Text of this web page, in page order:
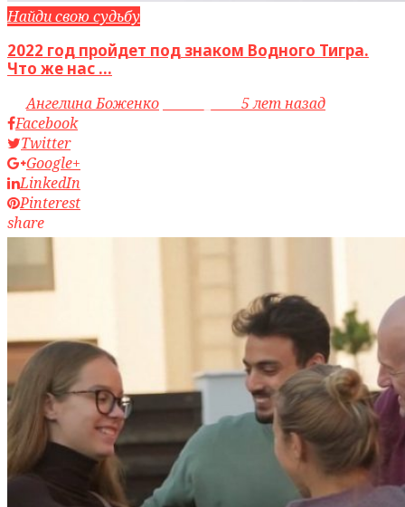
Найди свою судьбу
2022 год пройдет под знаком Водного Тигра.
Что же нас ...
byАнгелина Боженко
5 лет назад
Facebook
Twitter
Google+
LinkedIn
Pinterest
share